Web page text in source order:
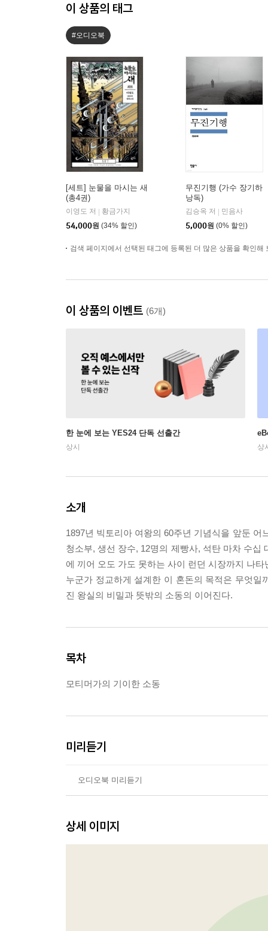
이 상품의 태그
#오디오북
[세트] 눈물을 마시는 새
(총4권)
이영도 저
황금가지
54,000원 (34% 할인)
무진기행 (가수 장기하
낭독)
김승옥 저
민음사
5,000원 (0% 할인)
검색 페이지에서 선택된 태그에 등록된 더 많은 상품을 확인해
이 상품의 이벤트 (6개)
한 눈에 보는 YES24 단독 선출간
상시 상
소개
1897년 빅토리아 여왕의 60주년 기념식을 앞둔
청소부, 생선 장수, 12명의 제빵사, 석탄 마차 수
에 끼어 오도 가도 못하는 사이 런던 시장까지 나타
누군가 정교하게 설계한 이 혼돈의 목적은 무엇
진 왕실의 비밀과 뜻밖의 소동의 이어진다.
목차
모티머가의 기이한 소동
미리듣기
오디오북 미리듣기
상세 이미지